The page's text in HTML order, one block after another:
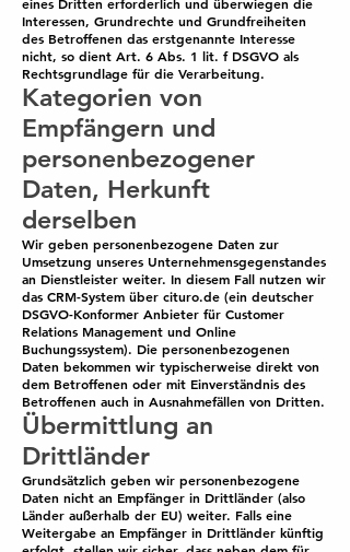
Interessen, Grundrechte und Grundfreiheiten
des Betroffenen das erstgenannte Interesse
nicht, so dient Art. 6 Abs. 1 lit. f DSGVO als
Rechtsgrundlage für die Verarbeitung.
Kategorien von
Empfängern und
personenbezogener
Daten, Herkunft
derselben
Wir geben personenbezogene Daten zur
Umsetzung unseres Unternehmensgegenstandes
an Dienstleister weiter. In diesem Fall nutzen wir
das CRM-System über cituro.de (ein deutscher
DSGVO-Konformer Anbieter für Customer
Relations Management und Online
Buchungssystem). Die personenbezogenen
Daten bekommen wir typischerweise direkt von
dem Betroffenen oder mit Einverständnis des
Betroffenen auch in Ausnahmefällen von Dritten.
Übermittlung an
Drittländer
Grundsätzlich geben wir personenbezogene
Daten nicht an Empfänger in Drittländer (also
Länder außerhalb der EU) weiter. Falls eine
Weitergabe an Empfänger in Drittländer künftig